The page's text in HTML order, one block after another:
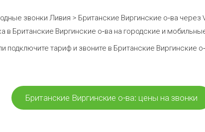
звонки Ливия > Британские Виргинские о-ва через
в Британские Виргинские о-ва на городские и
подключите тариф и звоните в Британские Виргинские
Британские Виргинские о-ва: цены на звонки